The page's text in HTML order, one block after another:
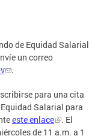
de Equidad Salarial
un correo
.
para una cita
Salarial para
este enlace
. El
de 11 a.m. a 1